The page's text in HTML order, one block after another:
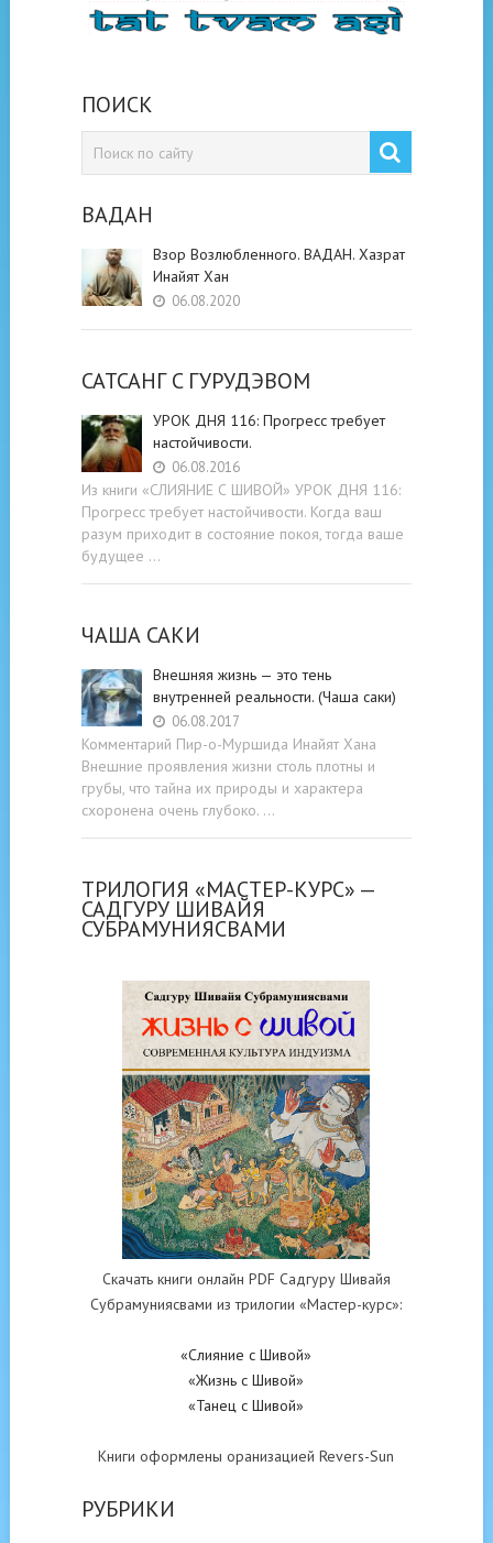
ПОИСК
ВАДАН
Взор Возлюбленного. ВАДАН. Хазрат
Инайят Хан
06.08.2020
САТСАНГ C ГУРУДЭВОМ
УРОК ДНЯ 116: Прогресс требует
настойчивости.
06.08.2016
Из книги «СЛИЯНИЕ С ШИВОЙ» УРОК ДНЯ 116:
Прогресс требует настойчивости. Когда ваш
разум приходит в состояние покоя, тогда ваше
будущее …
ЧАША САКИ
Внешняя жизнь — это тень
внутренней реальности. (Чаша саки)
06.08.2017
Комментарий Пир-о-Муршида Инайят Хана
Внешние проявления жизни столь плотны и
грубы, что тайна их природы и характера
схоронена очень глубоко. …
ТРИЛОГИЯ «МАСТЕР-КУРС» —
САДГУРУ ШИВАЙЯ
СУБРАМУНИЯСВАМИ
Скачать книги онлайн PDF Садгуру Шивайя
Субрамуниясвами из трилогии «Мастер-курс»:
«Слияние с Шивой»
«Жизнь с Шивой»
«Танец с Шивой»
Книги оформлены оранизацией Revers-Sun
РУБРИКИ